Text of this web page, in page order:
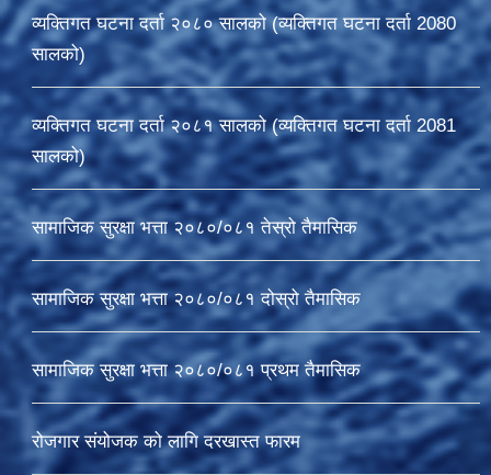
व्यक्तिगत घटना दर्ता २०८० सालको (व्यक्तिगत घटना दर्ता 2080
सालको)
व्यक्तिगत घटना दर्ता २०८१ सालको (व्यक्तिगत घटना दर्ता 2081
सालको)
सामाजिक सुरक्षा भत्ता २०८०/०८१ तेस्रो तैमासिक
सामाजिक सुरक्षा भत्ता २०८०/०८१ दोस्रो तैमासिक
सामाजिक सुरक्षा भत्ता २०८०/०८१ प्रथम तैमासिक
रोजगार संयोजक को लागि दरखास्त फारम